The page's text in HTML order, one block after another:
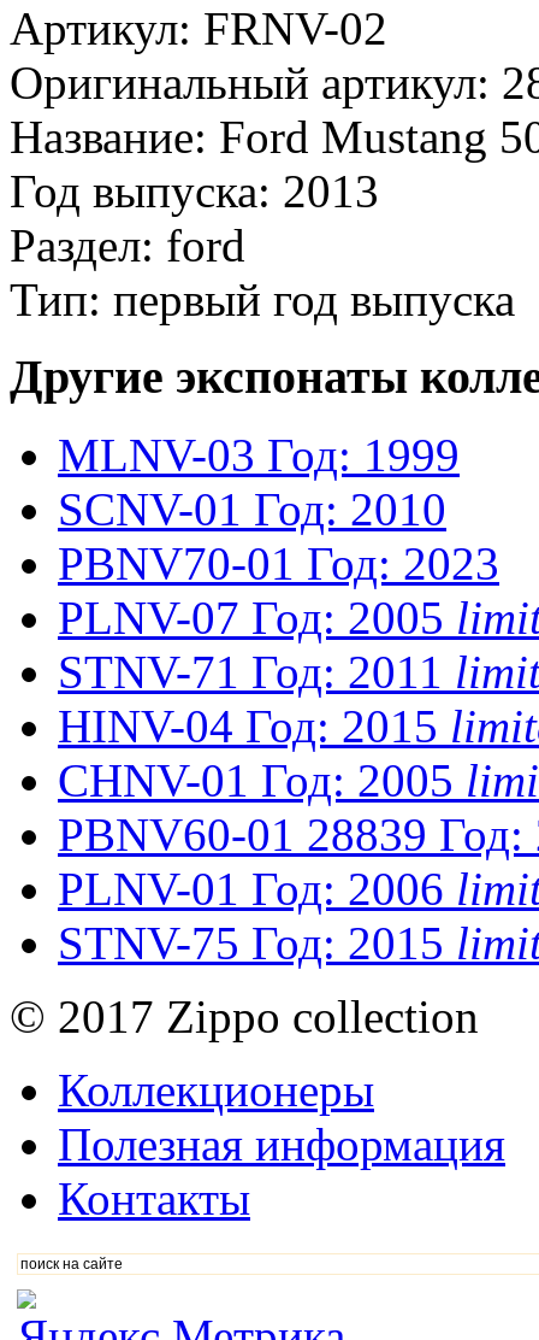
Артикул: FRNV-02
Оригинальный артикул:
Название: Ford Mustang
Год выпуска: 2013
Раздел: ford
Тип: первый год выпуска
Другие экспонаты
MLNV-03 Год: 1999
SCNV-01 Год: 2010
PBNV70-01 Год: 2023
PLNV-07 Год: 2005
STNV-71 Год: 2011
HINV-04 Год: 2015
CHNV-01 Год: 2005
PBNV60-01 28839 Год:
PLNV-01 Год: 2006
STNV-75 Год: 2015
© 2017 Zippo collection
Коллекционеры
Полезная информация
Контакты